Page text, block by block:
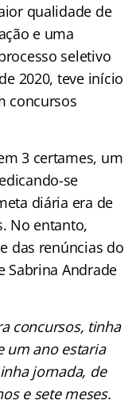
qualidade de
e uma
seletivo
2020, teve início
concursos
3 certames, um
se
diária era de
No entanto,
das renúncias do
Sabrina Andrade
concursos, tinha
um ano estaria
jornada, de
e sete meses.